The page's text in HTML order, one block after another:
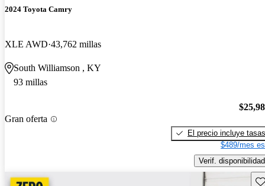
2024 Toyota Camry
XLE AWD 43,762 millas
South Williamson , KY
93 millas
Gran oferta
El precio incluye tasas
$489/mes
Verif. disponibilidad